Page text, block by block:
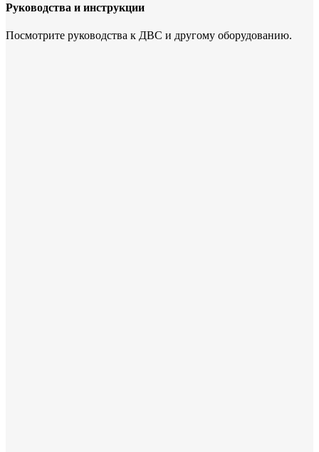
Руководства и инструкции
Посмотрите руководства к ДВС и другому оборудованию.